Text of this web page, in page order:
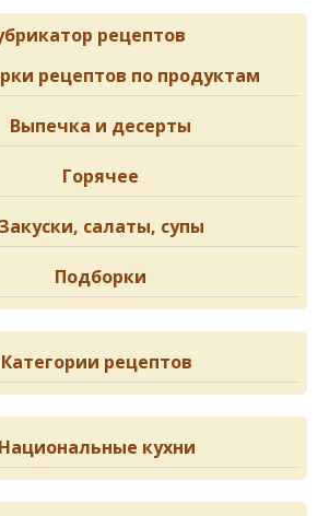
рецептов
рецептов по продуктам
Выпечка и десерты
Горячее
Закуски, салаты, супы
Подборки
Категории рецептов
Национальные кухни